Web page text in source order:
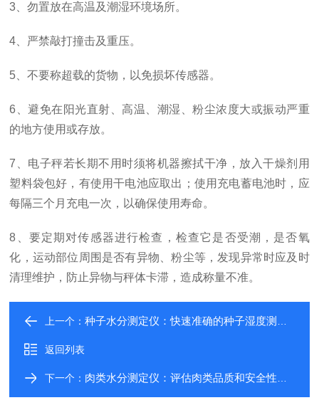
3 、勿置放在高温及潮湿环境场所。
4 严禁敲打撞击及重压。
5 、不要称超载的货物，以免损坏传感器。
6 、避免在阳光直射、高温、潮湿、粉尘浓度大或振动严重
的地方使用或存放。
7、电子秤若长期不用时须将机器擦拭干净，放入干燥剂用
塑料袋包好，有使用干电池应取出；使用充电蓄电池时，应
每隔三个月充电一次，以确保使用寿命。
8、要定期对传感器进行检查，检查它是否受潮，是否氧
化，运动部位周围是否有异物、粉尘等，发现异常时应及时
清理维护，防止异物与秤体卡滞，造成称量不准。
上一个：种子水分测定仪：快速准确的种子湿度测量工具
返回列表
下一个： 肉类水分测定仪：评估肉类品质和安全性的重要指标